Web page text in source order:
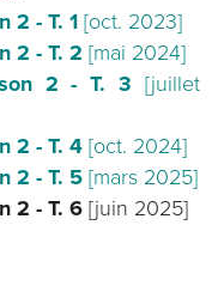
2 - T. 1 [oct. 2023]
2 - T. 2 [mai 2024]
2 - T. 3 [juillet
2 - T. 4 [oct. 2024]
2 - T. 5 [mars 2025]
2 - T. 6 [juin 2025]